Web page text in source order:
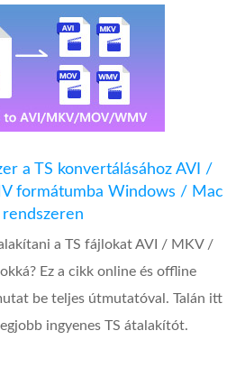
a TS konvertálásához AVI /
formátumba Windows / Mac
rendszeren
a TS fájlokat AVI / MKV /
Ez a cikk online és offline
be teljes útmutatóval. Talán itt
ingyenes TS átalakítót.